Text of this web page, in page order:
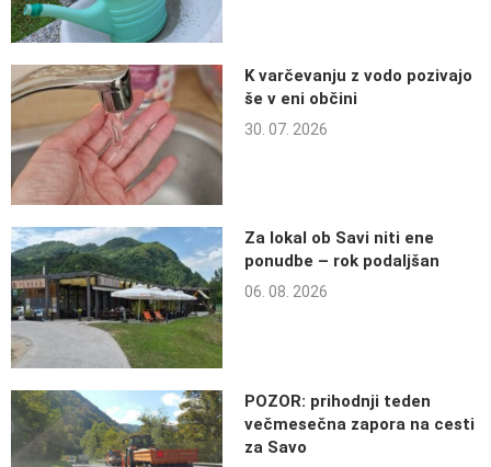
K varčevanju z vodo pozivajo
še v eni občini
30. 07. 2026
Za lokal ob Savi niti ene
ponudbe – rok podaljšan
06. 08. 2026
POZOR: prihodnji teden
večmesečna zapora na cesti
za Savo